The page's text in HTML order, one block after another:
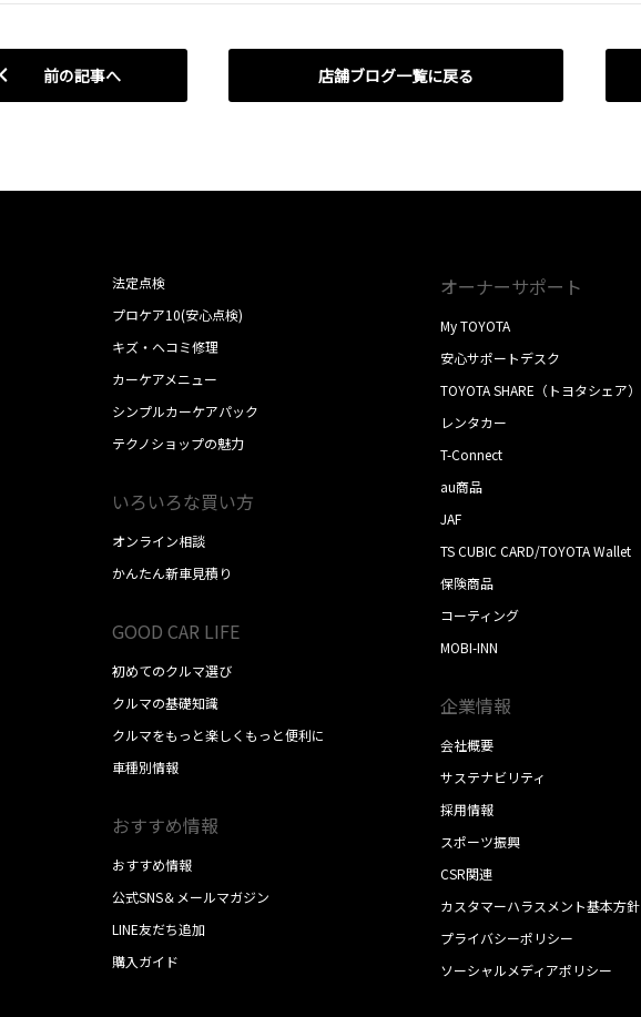
前の記事へ 店舗ブログ一覧に戻る
法定点検
プロケア10(安心点検)
キズ・ヘコミ修理
カーケアメニュー
シンプルカーケアパック
テクノショップの魅力
いろいろな買い方
オンライン相談
かんたん新車見積り
GOOD CAR LIFE
初めてのクルマ選び
クルマの基礎知識
クルマをもっと楽しくもっと便利に
車種別情報
おすすめ情報
おすすめ情報
公式SNS＆メールマガジン
LINE友だち追加
購入ガイド
オーナーサポート
My TOYOTA
安心サポートデスク
TOYOTA SHARE（トヨタシェア）
レンタカー
T-Connect
au商品
JAF
TS CUBIC CARD/TOYOTA Wallet
保険商品
コーティング
MOBI-INN
企業情報
会社概要
サステナビリティ
採用情報
スポーツ振興
CSR関連
カスタマーハラスメント基本方針
プライバシーポリシー
ソーシャルメディアポリシー